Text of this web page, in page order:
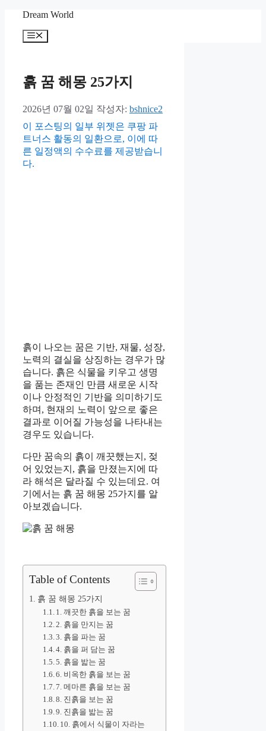
Dream World
메
흙 꿈 해몽 25가지
2026년 07월 02일 작성자: bshnice2
이 포스팅의 일부 위젯은 쿠팡 파
트너스 활동의 일환으로, 이에 따
른 일정액의 수수료를 제공받습니
다.
흙이 나오는 꿈은 기반, 재물, 성장,
노력의 결실을 상징하는 경우가 많
습니다. 흙은 식물을 키우고 생명
을 품는 존재인 만큼 새로운 시작
이나 안정적인 기반을 의미하기도
하며, 현재의 노력이 앞으로 좋은
결과로 이어질 가능성을 나타내는
경우도 있습니다.
다만 꿈속의 흙이 깨끗했는지, 젖
어 있었는지, 흙을 만졌는지에 따
라 해석은 달라질 수 있는데요. 여
기에서는 흙 꿈 해몽 25가지를 알
아보겠습니다.
Table of Contents
흙 꿈 해몽 25가지
1. 깨끗한 흙을 보는 꿈
2. 흙을 만지는 꿈
3. 흙을 파는 꿈
4. 흙을 퍼 담는 꿈
5. 흙을 밟는 꿈
6. 비옥한 흙을 보는 꿈
7. 메마른 흙을 보는 꿈
8. 진흙을 보는 꿈
9. 진흙을 밟는 꿈
10. 흙에서 식물이 자라는